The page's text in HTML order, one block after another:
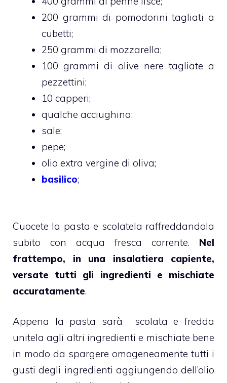
200 grammi di pomodorini tagliati a
cubetti;
250 grammi di mozzarella;
100 grammi di olive nere tagliate a
pezzettini;
10 capperi;
qualche acciughina;
sale;
pepe;
olio extra vergine di oliva;
basilico;
Cuocete la pasta e scolatela raffreddandola
subito con acqua fresca corrente. Nel
frattempo, in una insalatiera capiente,
versate tutti gli ingredienti e mischiate
accuratamente.
Appena la pasta sarà scolata e fredda
unitela agli altri ingredienti e mischiate bene
in modo da spargere omogeneamente tutti i
gusti degli ingredienti aggiungendo dell’olio